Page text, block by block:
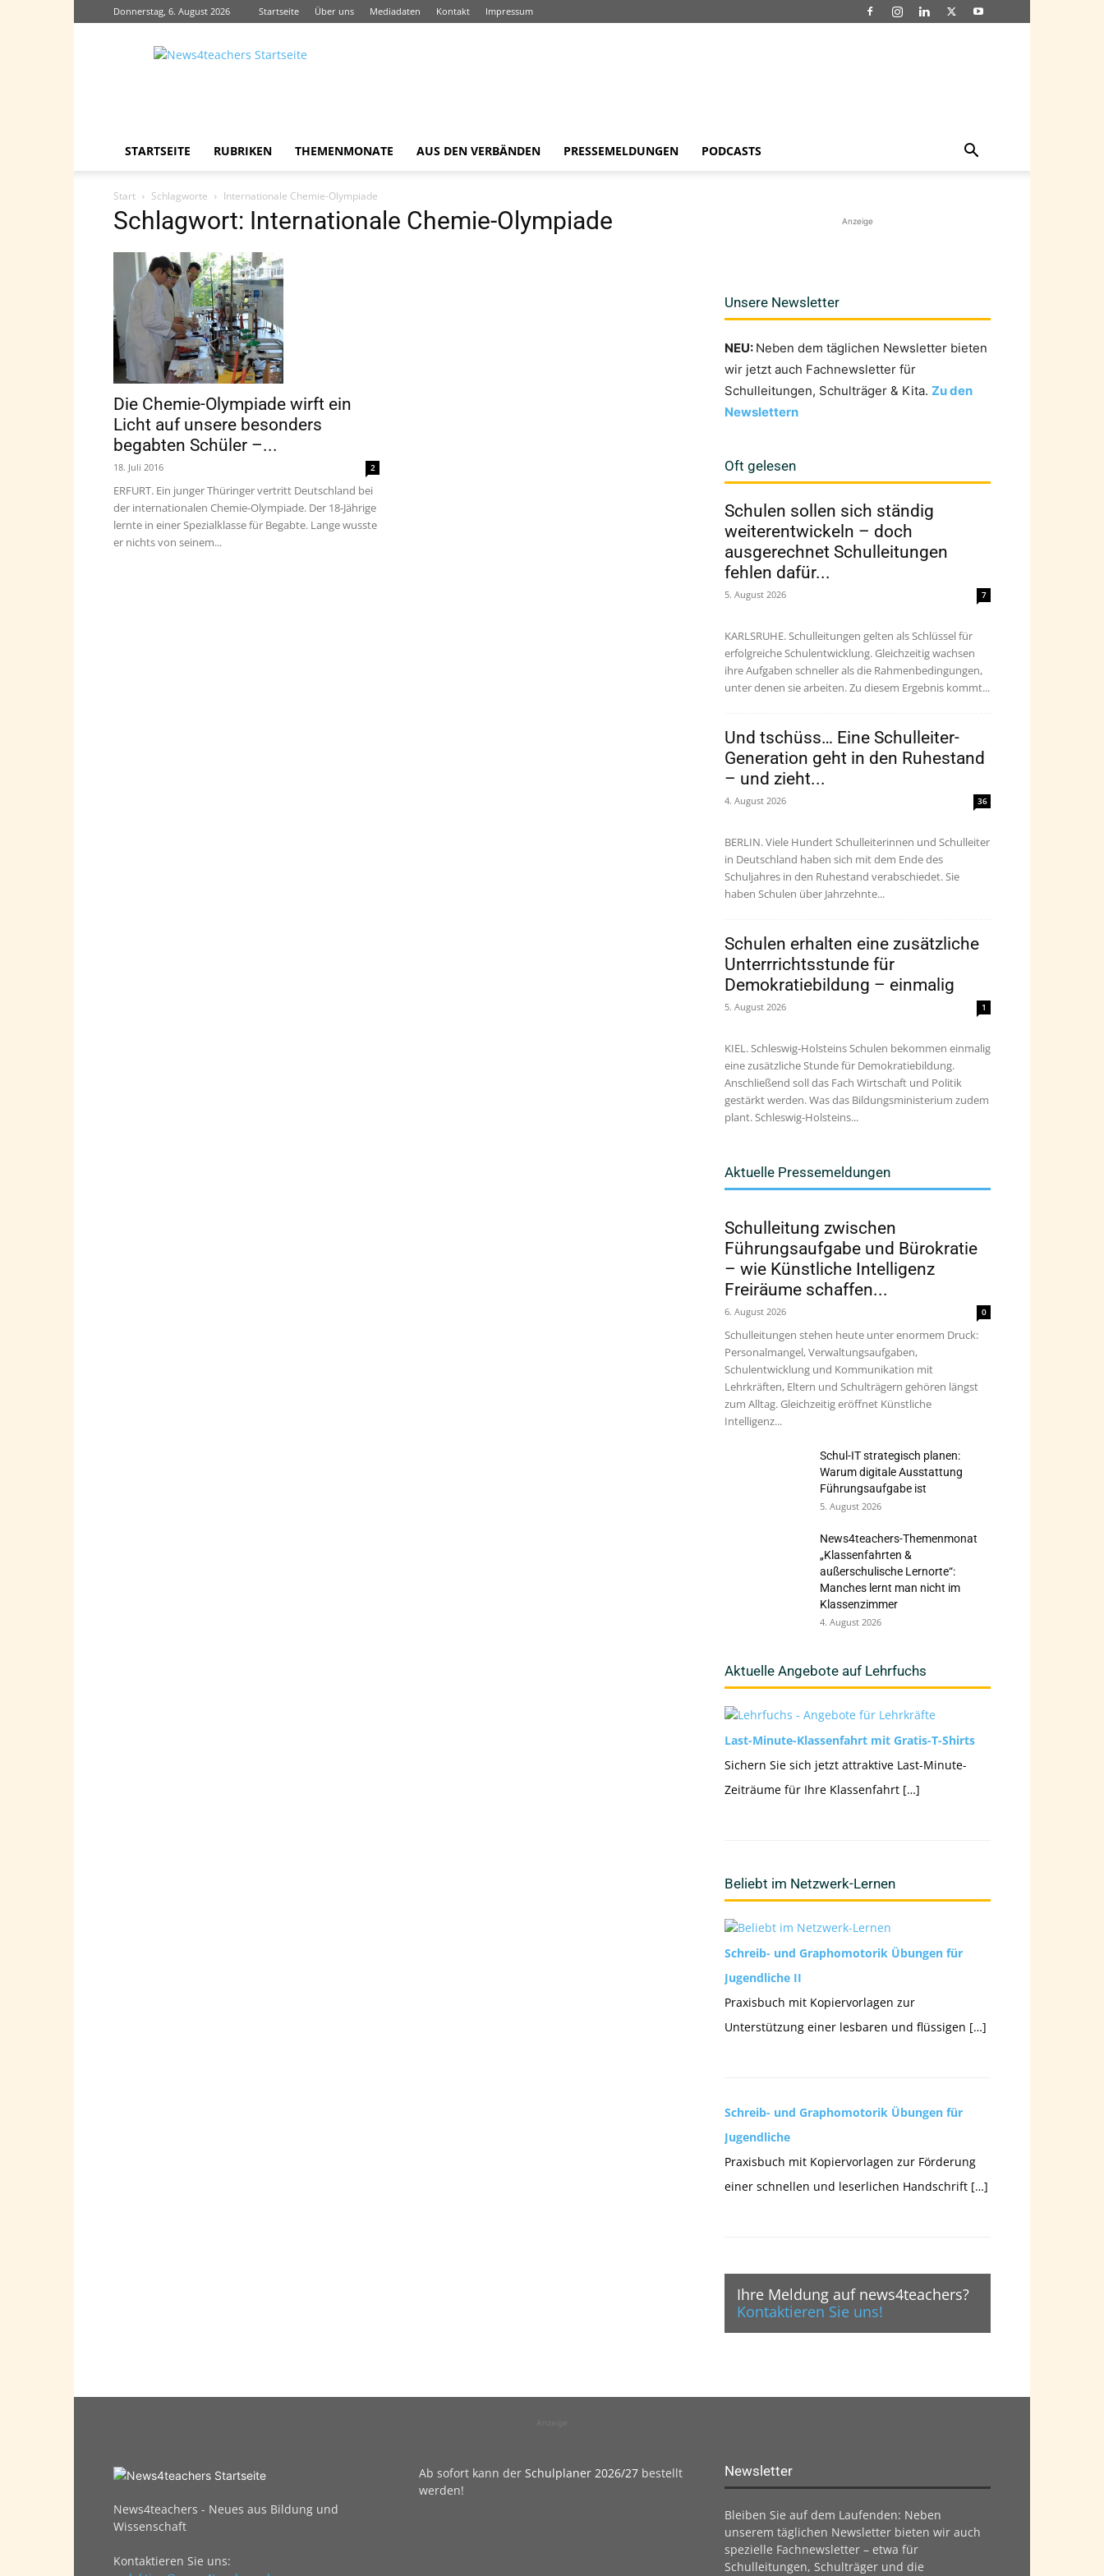
Donnerstag, 6. August 2026 Startseite Über uns Mediadaten Kontakt Impressum
News4teachers
STARTSEITE RUBRIKEN THEMENMONATE AUS DEN VERBÄNDEN PRESSEMELDUNGEN PODCASTS
Start Schlagworte Internationale Chemie-Olympiade
Schlagwort: Internationale Chemie-Olympiade
Die Chemie-Olympiade wirft ein
Licht auf unsere besonders
begabten Schüler –...
18. Juli 2016 2
ERFURT. Ein junger Thüringer vertritt Deutschland bei
der internationalen Chemie-Olympiade. Der 18-Jährige
lernte in einer Spezialklasse für Begabte. Lange wusste
er nichts von seinem...
Anzeige
Unsere Newsletter
NEU: Neben dem täglichen Newsletter bieten
wir jetzt auch Fachnewsletter für
Schulleitungen, Schulträger & Kita. Zu den
Newslettern
Oft gelesen
Schulen sollen sich ständig
weiterentwickeln – doch
ausgerechnet Schulleitungen
fehlen dafür...
5. August 2026 7
KARLSRUHE. Schulleitungen gelten als Schlüssel für
erfolgreiche Schulentwicklung. Gleichzeitig wachsen
ihre Aufgaben schneller als die Rahmenbedingungen,
unter denen sie arbeiten. Zu diesem Ergebnis kommt...
Und tschüss… Eine Schulleiter-
Generation geht in den Ruhestand
– und zieht...
4. August 2026 36
BERLIN. Viele Hundert Schulleiterinnen und Schulleiter
in Deutschland haben sich mit dem Ende des
Schuljahres in den Ruhestand verabschiedet. Sie
haben Schulen über Jahrzehnte...
Schulen erhalten eine zusätzliche
Unterrrichtsstunde für
Demokratiebildung – einmalig
5. August 2026 1
KIEL. Schleswig-Holsteins Schulen bekommen einmalig
eine zusätzliche Stunde für Demokratiebildung.
Anschließend soll das Fach Wirtschaft und Politik
gestärkt werden. Was das Bildungsministerium zudem
plant. Schleswig-Holsteins...
Aktuelle Pressemeldungen
Schulleitung zwischen
Führungsaufgabe und Bürokratie
– wie Künstliche Intelligenz
Freiräume schaffen...
6. August 2026 0
Schulleitungen stehen heute unter enormem Druck:
Personalmangel, Verwaltungsaufgaben,
Schulentwicklung und Kommunikation mit
Lehrkräften, Eltern und Schulträgern gehören längst
zum Alltag. Gleichzeitig eröffnet Künstliche
Intelligenz...
Schul-IT strategisch planen:
Warum digitale Ausstattung
Führungsaufgabe ist
5. August 2026
News4teachers-Themenmonat
„Klassenfahrten &
außerschulische Lernorte“:
Manches lernt man nicht im
Klassenzimmer
4. August 2026
Aktuelle Angebote auf Lehrfuchs
Last-Minute-Klassenfahrt mit Gratis-T-Shirts
Sichern Sie sich jetzt attraktive Last-Minute-
Zeiträume für Ihre Klassenfahrt […]
Beliebt im Netzwerk-Lernen
Schreib- und Graphomotorik Übungen für
Jugendliche II
Praxisbuch mit Kopiervorlagen zur
Unterstützung einer lesbaren und flüssigen […]
Schreib- und Graphomotorik Übungen für
Jugendliche
Praxisbuch mit Kopiervorlagen zur Förderung
einer schnellen und leserlichen Handschrift […]
Ihre Meldung auf news4teachers?
Kontaktieren Sie uns!
News4teachers - Neues aus Bildung und
Wissenschaft
Kontaktieren Sie uns:
Ab sofort kann der Schulplaner 2026/27 bestellt
werden!
Newsletter
Bleiben Sie auf dem Laufenden: Neben
unserem täglichen Newsletter bieten wir auch
spezielle Fachnewsletter – etwa für
Schulleitungen, Schulträger und die